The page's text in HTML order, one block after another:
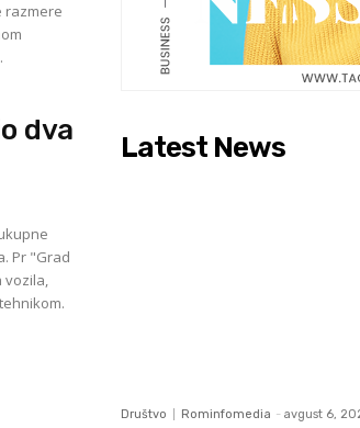
razmere
dva
Latest News
Društvo Rominfomedia - avgust 6,